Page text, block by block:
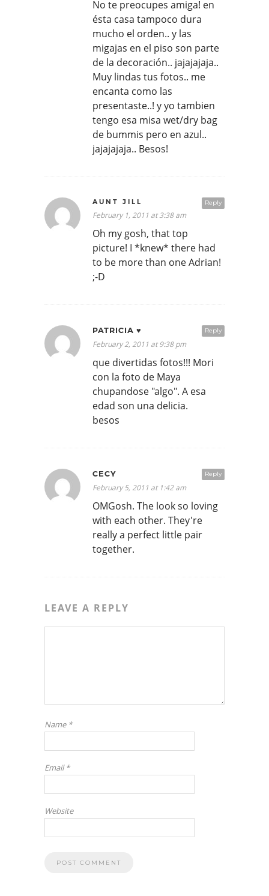
No te preocupes amiga! en
ésta casa tampoco dura
mucho el orden.. y las
migajas en el piso son parte
de la decoración.. jajajajaja..
Muy lindas tus fotos.. me
encanta como las
presentaste..! y yo tambien
tengo esa misa wet/dry bag
de bummis pero en azul..
jajajajaja.. Besos!
Reply
AUNT JILL
February 1, 2011 at 3:38 am
Oh my gosh, that top
picture! I *knew* there had
to be more than one Adrian!
;-D
Reply
PATRICIA ♥
February 2, 2011 at 9:38 pm
que divertidas fotos!!! Mori
con la foto de Maya
chupandose "algo". A esa
edad son una delicia.
besos
Reply
CECY
February 5, 2011 at 1:42 am
OMGosh. The look so loving
with each other. They're
really a perfect little pair
together.
LEAVE A REPLY
Name *
Email*
Website